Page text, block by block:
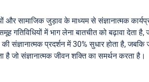
और सामाजिक जुड़ाव के माध्यम से संज्ञानात्मक
गतिविधियों में भाग लेना बातचीत को बढ़ावा देता
संज्ञानात्मक प्रदर्शन में 30% सुधार होता है,
है जो संज्ञानात्मक जीवन शक्ति का समर्थन करता है।